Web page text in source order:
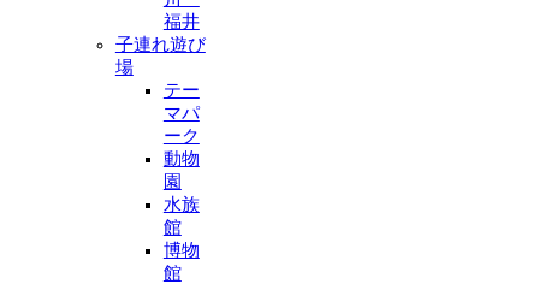
福井
子連れ遊び
場
テー
マパ
ーク
動物
園
水族
館
博物
館